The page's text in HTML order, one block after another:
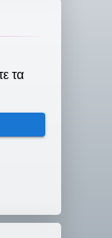
τα